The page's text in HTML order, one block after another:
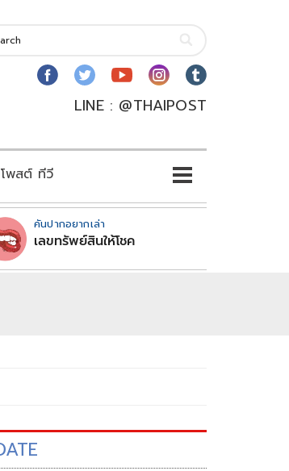
LINE : @THAIPOST
พสต์ ทีวี
คันปากอยากเล่า
เลขทรัพย์สินให้โชค